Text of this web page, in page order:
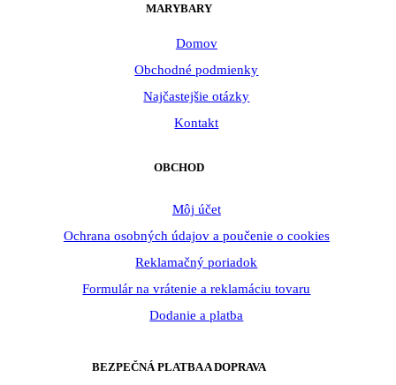
MARYBARY
Domov
Obchodné podmienky
Najčastejšie otázky
Kontakt
OBCHOD
Môj účet
Ochrana osobných údajov a poučenie o cookies
Reklamačný poriadok
Formulár na vrátenie a reklamáciu tovaru
Dodanie a platba
BEZPEČNÁ PLATBA A DOPRAVA